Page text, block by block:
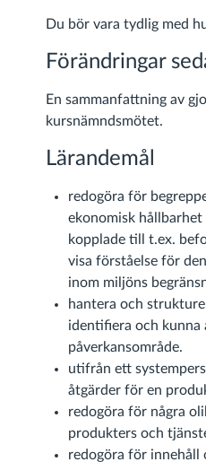
Du bör vara tydlig med
Förändringar
En sammanfattning av
kursnämndsmötet.
Lärandemål
redogöra för
ekonomisk
kopplade till t.ex.
visa förståelse för
inom miljöns
hantera och
identifiera och kunna
påverkansområde.
utifrån ett
åtgärder för en
redogöra för några
produkters och
redogöra för innehåll